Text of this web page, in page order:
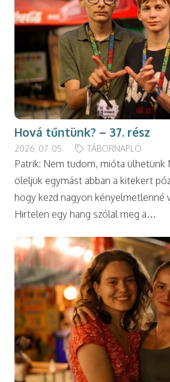
Hová tűntünk? – 37. rész
2026. 07. 05. TÁBORNAPLÓ
Patrik: Nem tudom, mióta ülhetünk
öleljük egymást abban a kitekert
hogy kezd nagyon kényelmetlenné
Hirtelen egy hang szólal meg a…